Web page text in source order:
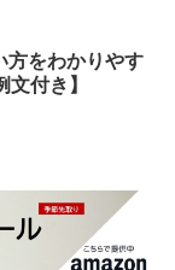
方をわかりやす
付き】